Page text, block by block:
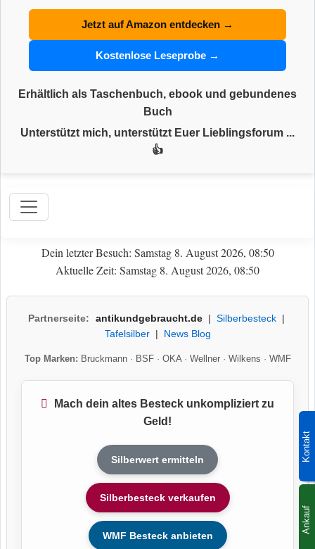
Kontakt
Ankauf
Jetzt auf Amazon entdecken →
Kostenlose Leseprobe →
Erhältlich als Taschenbuch, ebook und gebundenes
Buch
Unterstützt mich, unterstützt Euer Lieblingsforum ...
👍
Dein letzter Besuch: Samstag 8. August 2026, 08:50
Aktuelle Zeit: Samstag 8. August 2026, 08:50
Partnerseite: antikundgebraucht.de| Silberbesteck|
Tafelsilber| News Blog
Top Marken: Bruckmann· BSF· OKA· Wellner· Wilkens · WMF
Mach dein altes Besteck unkompliziert zu
Geld!
Silberwert ermitteln
Silberbesteck verkaufen
WMF Besteck anbieten